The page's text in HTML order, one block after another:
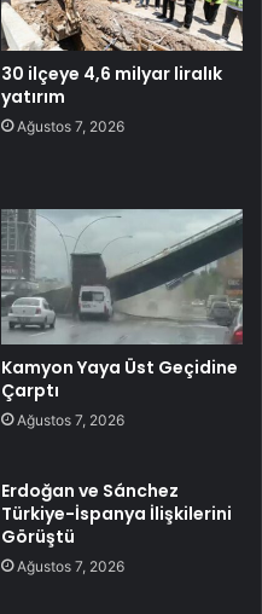
30 ilçeye 4,6 milyar liralık
yatırım
Ağustos 7, 2026
Kamyon Yaya Üst Geçidine
Çarptı
Ağustos 7, 2026
Erdoğan ve Sánchez
Türkiye-İspanya İlişkilerini
Görüştü
Ağustos 7, 2026